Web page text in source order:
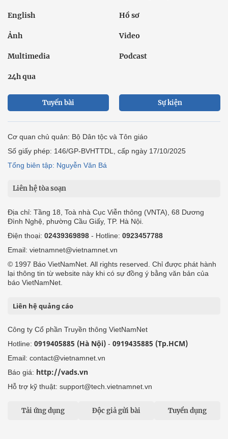
English Hồ sơ
Ảnh Video
Multimedia Podcast
24h qua
Tuyến bài Sự kiện
Cơ quan chủ quản: Bộ Dân tộc và Tôn giáo
Số giấy phép: 146/GP-BVHTTDL, cấp ngày 17/10/2025
Tổng biên tập: Nguyễn Văn Bá
Liên hệ tòa soạn
Địa chỉ: Tầng 18, Toà nhà Cục Viễn thông (VNTA), 68 Dương
Đình Nghệ, phường Cầu Giấy, TP. Hà Nội.
Điện thoại: 02439369898 - Hotline: 0923457788
Email: vietnamnet@vietnamnet.vn
© 1997 Báo VietNamNet. All rights reserved. Chỉ được phát hành
lại thông tin từ website này khi có sự đồng ý bằng văn bản của
báo VietNamNet.
Liên hệ quảng cáo
Công ty Cổ phần Truyền thông VietNamNet
Hotline: 0919405885 (Hà Nội) - 0919435885 (Tp.HCM)
Email: contact@vietnamnet.vn
Báo giá: http://vads.vn
Hỗ trợ kỹ thuật: support@tech.vietnamnet.vn
Tải ứng dụng Độc giả gửi bài Tuyển dụng